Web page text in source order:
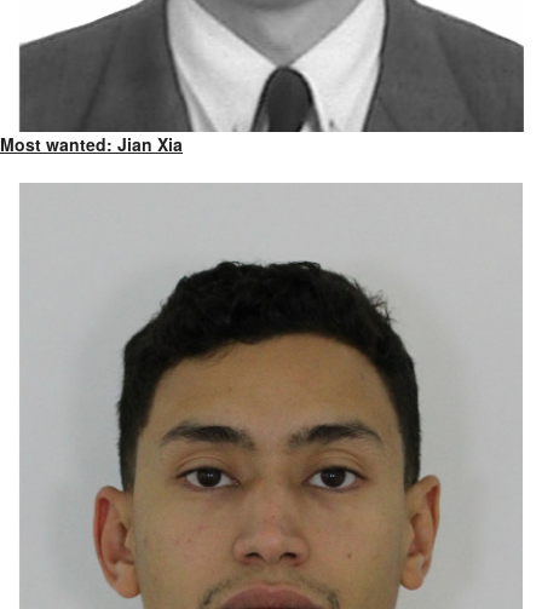
Most wanted: Jian Xia